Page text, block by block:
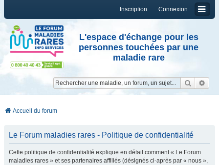
Connexion
Inscription
L'espace d'échange pour les
personnes touchées par une
maladie rare
Accueil du forum
Le Forum maladies rares - Politique de confidentialité
Cette politique de confidentialité explique en détail comment « Le Forum
maladies rares » et ses partenaires affiliés (désignés ci-après par « nous »,